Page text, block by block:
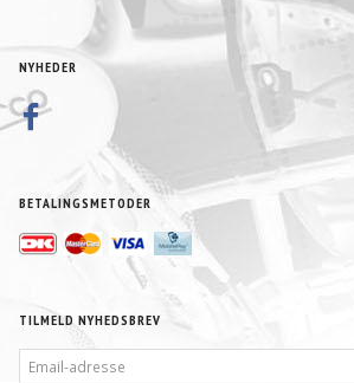
NYHEDER
BETALINGSMETODER
TILMELD NYHEDSBREV
ADRESSE